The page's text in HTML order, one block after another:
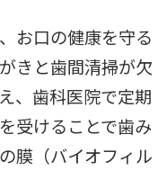
お口の健康を守る
きと歯間清掃が欠
、歯科医院で定期
受けることで歯み
膜（バイオフィル